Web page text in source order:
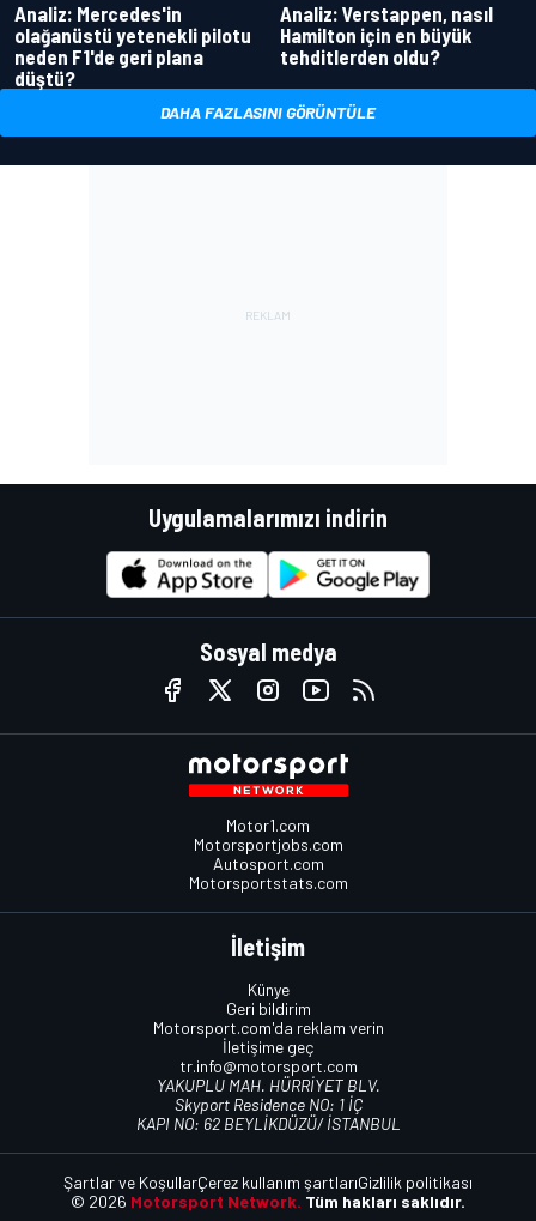
Analiz: Mercedes'in
olağanüstü yetenekli pilotu
neden F1'de geri plana
düştü?
Analiz: Verstappen, nasıl
Hamilton için en büyük
tehditlerden oldu?
DAHA FAZLASINI GÖRÜNTÜLE
Uygulamalarımızı indirin
Sosyal medya
Motor1.com
Motorsportjobs.com
Autosport.com
Motorsportstats.com
İletişim
Künye
Geri bildirim
Motorsport.com'da reklam verin
İletişime geç
tr.info@motorsport.com
YAKUPLU MAH. HÜRRİYET BLV.
Skyport Residence NO: 1 İÇ
KAPI NO: 62 BEYLİKDÜZÜ/ İSTANBUL
© 2026 Motorsport Network. Tüm hakları saklıdır.
Şartlar ve KoşullarÇerez kullanım şartlarıGizlilik politikası